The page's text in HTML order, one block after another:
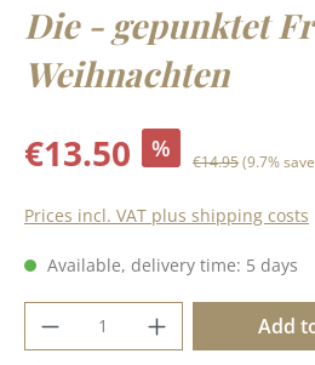
Die - gepunktet
Weihnachten
Sale price:
€13.50 % Regular price:
€14.95(9.7%
Prices incl. VAT plus shipping costs
Available, delivery time: 5 days
Product Quantity:Add